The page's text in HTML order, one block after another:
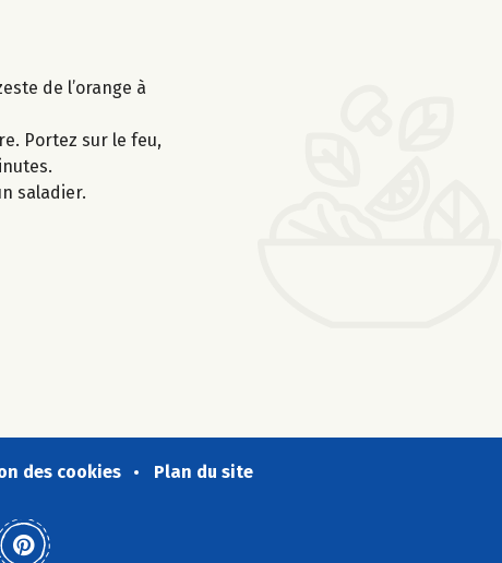
de l’orange à
Portez sur le feu,
saladier.
des cookies Plan du site